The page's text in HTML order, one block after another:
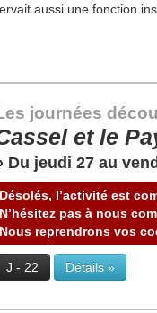
aussi une fonction
journées
et le
Du jeudi 27 au
Désolés, l’activité est
N’hésitez pas à nous
Nous reprendrons vos
J - 22 Détails »